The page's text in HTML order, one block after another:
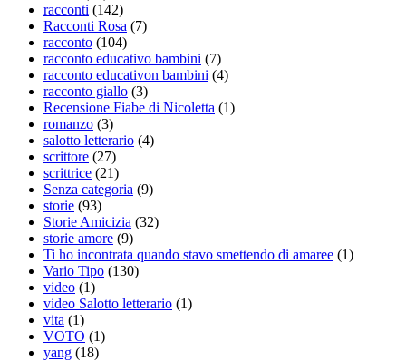
racconti (142)
Racconti Rosa (7)
racconto (104)
racconto educativo bambini (7)
racconto educativon bambini (4)
racconto giallo (3)
Recensione Fiabe di Nicoletta (1)
romanzo (3)
salotto letterario (4)
scrittore (27)
scrittrice (21)
Senza categoria (9)
storie (93)
Storie Amicizia (32)
storie amore (9)
Ti ho incontrata quando stavo smettendo di amaree (1)
Vario Tipo (130)
video (1)
video Salotto letterario (1)
vita (1)
VOTO (1)
yang (18)